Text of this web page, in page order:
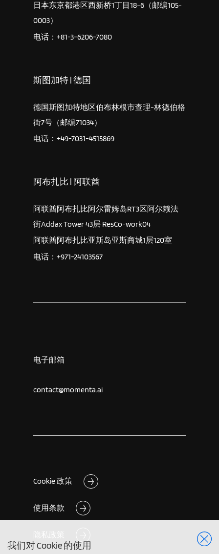
我们对 Cookie 的使用
日本东京都港区西新桥1丁目18-6（邮编105-
0003）
电话：+81-3-6206-7080
斯图加特 | 德国
德国斯图加特地区伯布林根市查理-林德伯格
街7号（邮编71034）
电话：+49-7031-4515869
阿布扎比 | 阿联酋
阿联酋阿布扎比阿尔雷姆岛RT3区阿尔赖法
街Addax Tower 43层 ResCo-work04
阿联酋阿布扎比亚斯岛亚斯商城1层120室
电话：+971-24103567
电子邮箱
contact@momenta.ai
Cookie 政策
使用条款
隐私政策